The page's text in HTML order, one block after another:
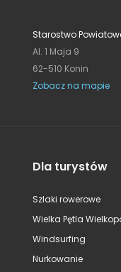
Starostwo
Al. 1 Maja 9
62-510 Konin
Zobacz na mapie
Dla turystów
Szlaki rowerowe
Wielka Pętla
Windsurfing
Nurkowanie